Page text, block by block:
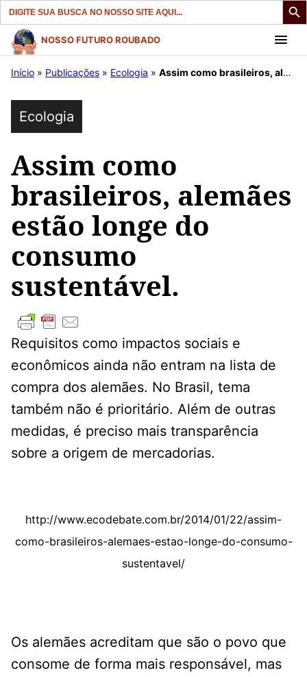
Search
for:
Pular
para
conteúdo
NOSSO FUTURO ROUBADO
Início » Publicações » Ecologia » Assim como brasileiros, alemães estão longe do consumo sustentável.
Ecologia
Assim como
brasileiros, alemães
estão longe do
consumo
sustentável.
Requisitos como impactos sociais e
econômicos ainda não entram na lista de
compra dos alemães. No Brasil, tema
também não é prioritário. Além de outras
medidas, é preciso mais transparência
sobre a origem de mercadorias.
http://www.ecodebate.com.br/2014/01/22/assim-
como-brasileiros-alemaes-estao-longe-do-consumo-
sustentavel/
Os alemães acreditam que são o povo que
consome de forma mais responsável, mas